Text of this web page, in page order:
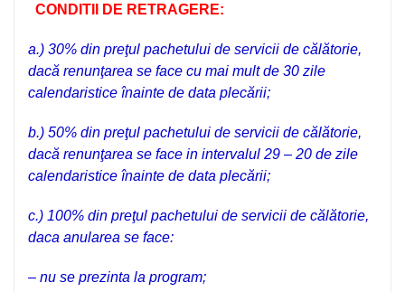
CONDITII DE RETRAGERE:
a.) 30% din preţul pachetului de servicii de călătorie,
dacă renunţarea se face cu mai mult de 30 zile
calendaristice înainte de data plecării;
b.) 50% din preţul pachetului de servicii de călătorie,
dacă renunţarea se face in intervalul 29 – 20 de zile
calendaristice înainte de data plecării;
c.) 100% din preţul pachetului de servicii de călătorie,
daca anularea se face:
– nu se prezinta la program;